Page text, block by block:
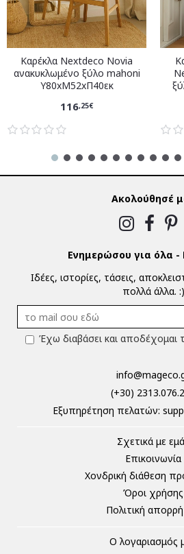
Καρέκλα Nextdeco Novia
ανακυκλωμένο ξύλο mahoni
Υ80xM52xΠ40εκ
116,25€
Ακολούθησέ
Ενημερώσου για όλα
Ιδέες, ιστορίες, τάσεις,
πολλά άλλα. :)
Έχω διαβάσει και αποδέχομαι
(+30)
Eξυπηρέτηση πελατών:
Σχετικά με
Επικοινωνία
Χονδρική διάθεση
Όροι χρήσης
Πολιτική
Ο λογαριασμός